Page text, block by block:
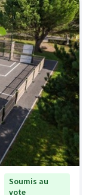
Soumis au
vote